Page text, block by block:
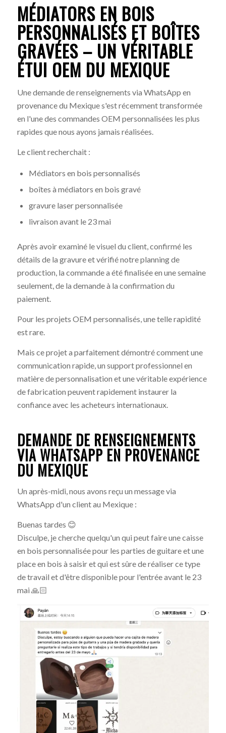
MÉDIATORS EN BOIS
PERSONNALISÉS ET BOÎTES
GRAVÉES – UN VÉRITABLE
ÉTUI OEM DU MEXIQUE
Une demande de renseignements via WhatsApp en
provenance du Mexique s'est récemment transformée
en l'une des commandes OEM personnalisées les plus
rapides que nous ayons jamais réalisées.
Le client recherchait :
Médiators en bois personnalisés
boîtes à médiators en bois gravé
gravure laser personnalisée
livraison avant le 23 mai
Après avoir examiné le visuel du client, confirmé les
détails de la gravure et vérifié notre planning de
production, la commande a été finalisée en une semaine
seulement, de la demande à la confirmation du
paiement.
Pour les projets OEM personnalisés, une telle rapidité
est rare.
Mais ce projet a parfaitement démontré comment une
communication rapide, un support professionnel en
matière de personnalisation et une véritable expérience
de fabrication peuvent rapidement instaurer la
confiance avec les acheteurs internationaux.
DEMANDE DE RENSEIGNEMENTS
VIA WHATSAPP EN PROVENANCE
DU MEXIQUE
Un après-midi, nous avons reçu un message via
WhatsApp d'un client au Mexique :
Buenas tardes 😊
Disculpe, je cherche quelqu'un qui peut faire une caisse
en bois personnalisée pour les parties de guitare et une
place en bois à saisir et qui est sûre de réaliser ce type
de travail et d'être disponible pour l'entrée avant le 23
mai 🙏🏻